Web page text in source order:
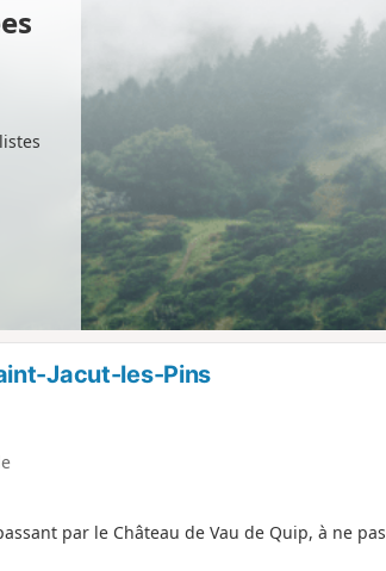
Jacut-les-Pins
par le Château de Vau de Quip, à ne pas